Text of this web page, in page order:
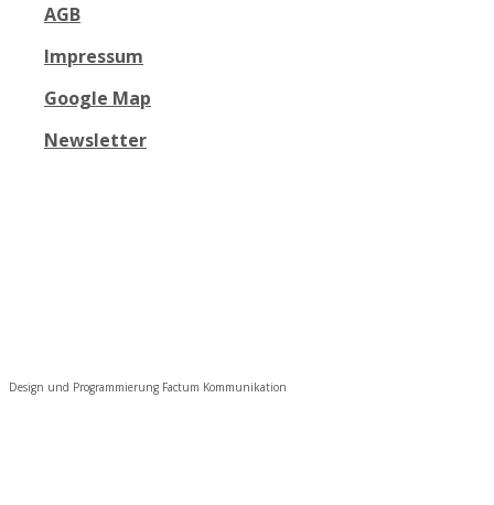
AGB
Impressum
Google Map
Newsletter
Design und Programmierung Factum Kommunikation